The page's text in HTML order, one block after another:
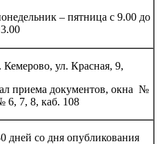
– пятница с 9.00 до
Кемерово, ул. Красная, 9,
приема документов, окна №
6, 7, 8, каб. 108
дней со дня опубликования